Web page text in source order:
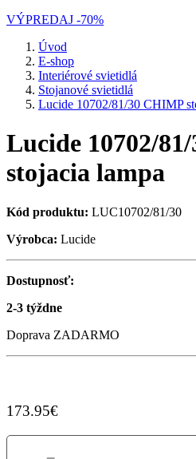
VÝPREDAJ -70%
Úvod
E-shop
Interiérové svietidlá
Stojanové svietidlá
Lucide 10702/81/30 CHIMP
Lucide 10702/
stojacia lampa
Kód produktu: LUC10702/81/30
Výrobca: Lucide
Dostupnosť:
2-3 týždne
Doprava ZADARMO
173.95€